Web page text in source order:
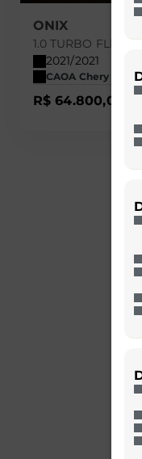
ONIX
1.0 TURBO FLEX
2021/2021
CAOA Chery | D21
R$ 64.800,00